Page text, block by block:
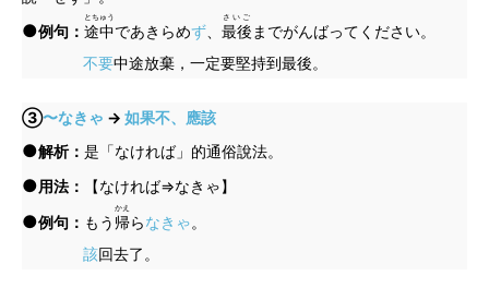
●例句： 途中
とちゅう
であきらめず 最後
さいご
までがんばってください。
不要中途放棄，一定要堅持到最後。
③〜なきゃ → 如果不、應該
●解析： 是「なければ」的通俗說法。
●用法： 【なければ⇒なきゃ】
●例句： もう 帰
かえ
らなきゃ。
該回去了。